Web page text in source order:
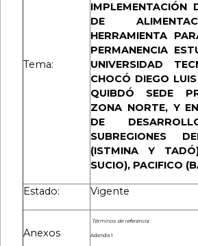
Tema:
IMPLEMENTACIÓN
DE
HERRAMIENTA
PERMANENCIA
UNIVERSIDAD
CHOCÓ DIEGO
QUIBDÓ SEDE
ZONA NORTE, Y
DE
SUBREGIONES
(ISTMINA Y
SUCIO), PACIFICO
Estado: Vigente
Anexos
Términos de referencia
Adenda 1